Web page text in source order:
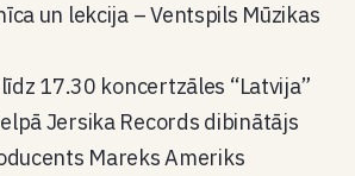
un lekcija– Ventspils Mūzikas
17.30 koncertzāles “Latvija”
Jersika Records dibinātājs
Mareks Ameriks